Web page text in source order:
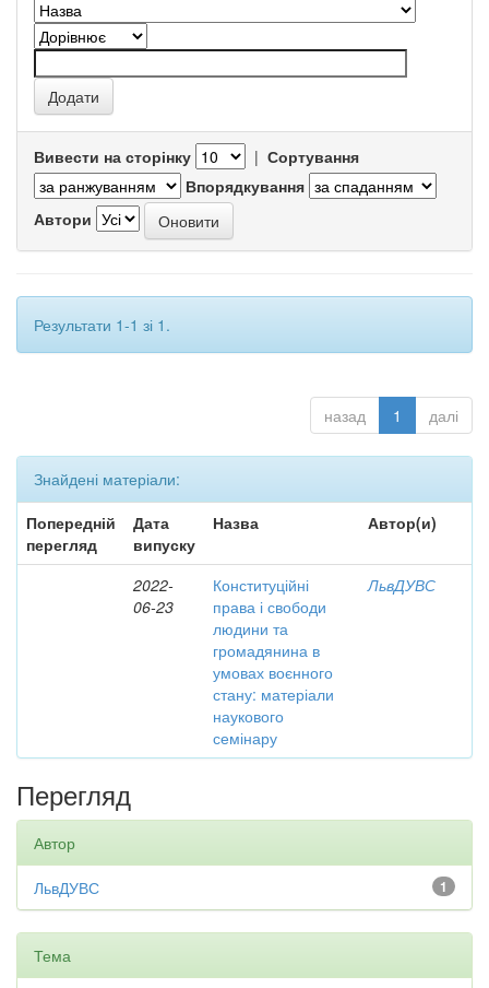
Вивести на сторінку | Сортування
Впорядкування
Автори
Результати 1-1 зі 1.
назад 1 далі
Знайдені матеріали:
Попередній
перегляд
Дата
випуску
Назва Автор(и)
2022-
06-23
Конституційні
права і свободи
людини та
громадянина в
умовах воєнного
стану: матеріали
наукового
семінару
ЛьвДУВС
Перегляд
Автор
1
ЛьвДУВС
Тема